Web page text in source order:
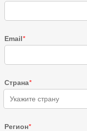
Email*
Страна*
Укажите страну
Регион*